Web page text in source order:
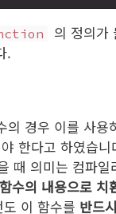
의 정의가
.
의 경우 이를 사용
한다고 하였습니
때 의미는 컴파일
수의 내용으로 치
이 함수를 반드